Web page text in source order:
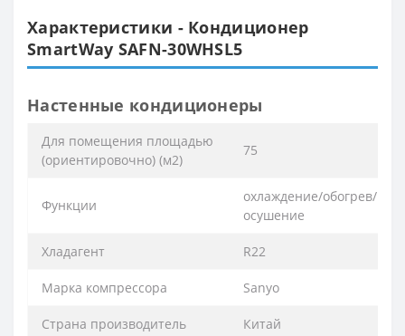
Характеристики - Кондиционер
SmartWay SAFN-30WHSL5
Настенные кондиционеры
Для помещения площадью
(ориентировочно) (м2)
75
Функции
охлаждение/обогрев/
осушение
Хладагент R22
Марка компрессора Sanyo
Страна производитель Китай